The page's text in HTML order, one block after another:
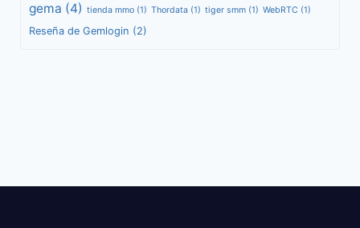
gema (4) tienda mmo (1) Thordata (1) tiger smm (1) WebRTC (1)
Reseña de Gemlogin (2)